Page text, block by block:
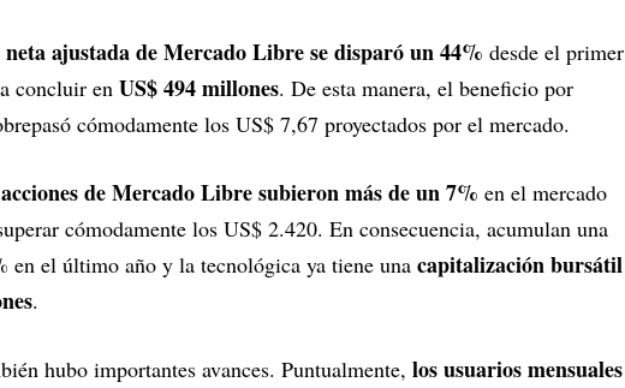
ajustada de Mercado Libre se disparó un 44% desde el primer
concluir en US$ 494 millones. De esta manera, el beneficio por
cómodamente los US$ 7,67 proyectados por el mercado.
de Mercado Libre subieron más de un 7% en el mercado
cómodamente los US$ 2.420. En consecuencia, acumulan una
en el último año y la tecnológica ya tiene una capitalización bursátil
.
hubo importantes avances. Puntualmente, los usuarios mensuales